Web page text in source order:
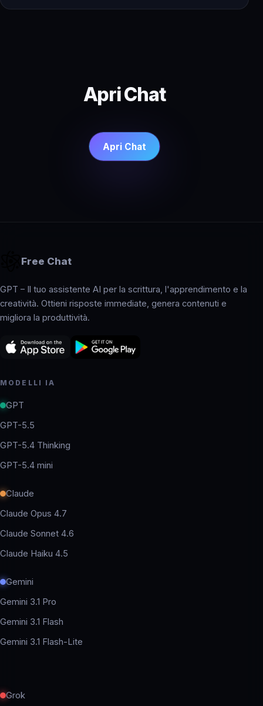
Apri Chat
Apri Chat
Free Chat
GPT – Il tuo assistente AI per la scrittura, l'apprendimento e la
creatività. Ottieni risposte immediate, genera contenuti e
migliora la produttività.
MODELLI IA
GPT
GPT-5.5
GPT-5.4 Thinking
GPT-5.4 mini
Claude
Claude Opus 4.7
Claude Sonnet 4.6
Claude Haiku 4.5
Gemini
Gemini 3.1 Pro
Gemini 3.1 Flash
Gemini 3.1 Flash-Lite
Grok